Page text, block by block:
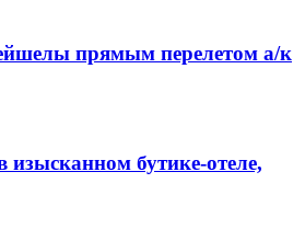
прямым перелетом а/к
бутике-отеле,